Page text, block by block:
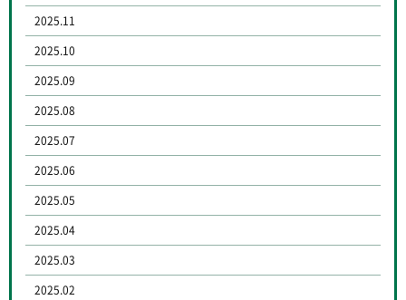
2025.11
2025.10
2025.09
2025.08
2025.07
2025.06
2025.05
2025.04
2025.03
2025.02